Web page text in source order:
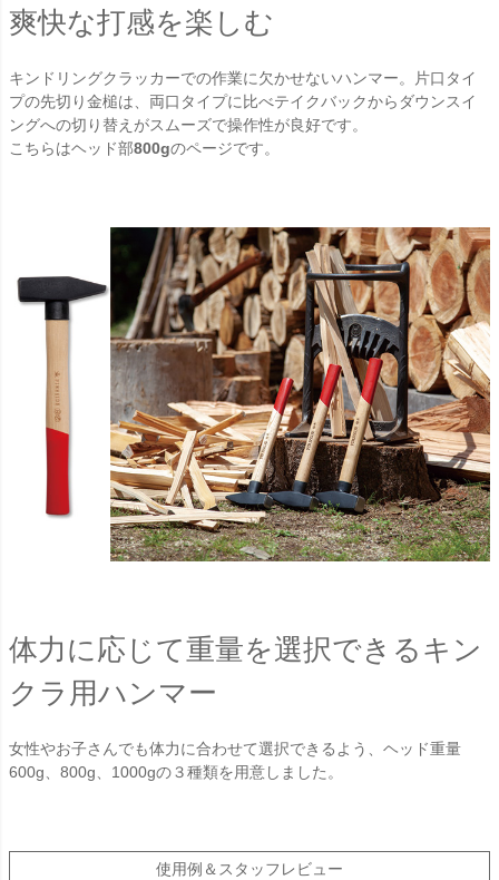
爽快な打感を楽しむ
キンドリングクラッカーでの作業に欠かせないハンマー。片口タイ
プの先切り金槌は、両口タイプに比べテイクバックからダウンスイ
ングへの切り替えがスムーズで操作性が良好です。
こちらはヘッド部800gのページです。
体力に応じて重量を選択できるキン
クラ用ハンマー
女性やお子さんでも体力に合わせて選択できるよう、ヘッド重量
600g、800g、1000gの３種類を用意しました。
使用例＆スタッフレビュー